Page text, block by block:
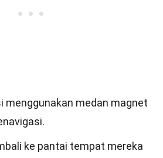
menggunakan medan magnet
ke pantai tempat mereka